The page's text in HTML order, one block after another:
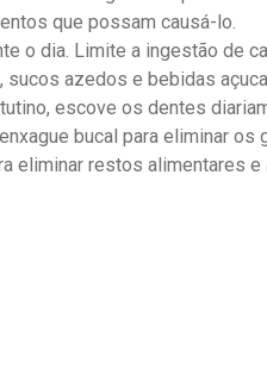
que possam causá-lo.
o dia. Limite a ingestão de
azedos e bebidas
escove os dentes
bucal para eliminar os
eliminar restos alimentares